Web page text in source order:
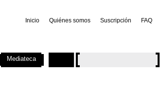
Inicio Quiénes somos Suscripción FAQ
Mediateca